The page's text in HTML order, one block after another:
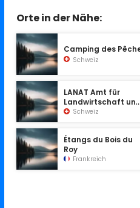
Orte in der Nähe:
Camping des
Schweiz
LANAT Amt für
Landwirtschaft
Natur
Schweiz
Étangs du Bois du
Roy
Frankreich